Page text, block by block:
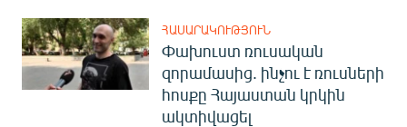
ՀԱՍԱՐԱԿՈՒԹՅՈՒՆ
Փախուստ ռուսական
զորամասից. ինչու է ռուսների
հոսքը Հայաստան կրկին
ակտիվացել